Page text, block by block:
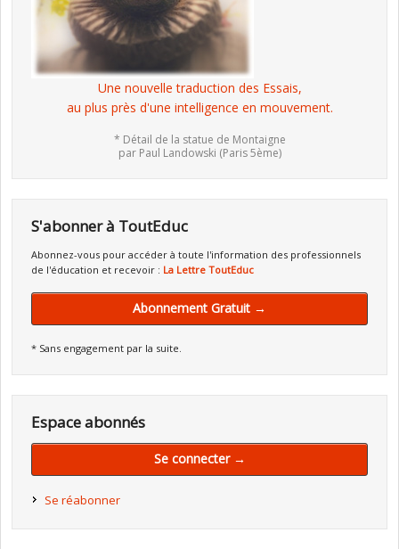
Une nouvelle traduction des Essais,
au plus près d'une intelligence en mouvement.
* Détail de la statue de Montaigne
par Paul Landowski (Paris 5ème)
S'abonner à ToutEduc
Abonnez-vous pour accéder à toute l'information des professionnels
de l'éducation et recevoir : La Lettre ToutEduc
Abonnement Gratuit →
* Sans engagement par la suite.
Espace abonnés
Se connecter →
Se réabonner